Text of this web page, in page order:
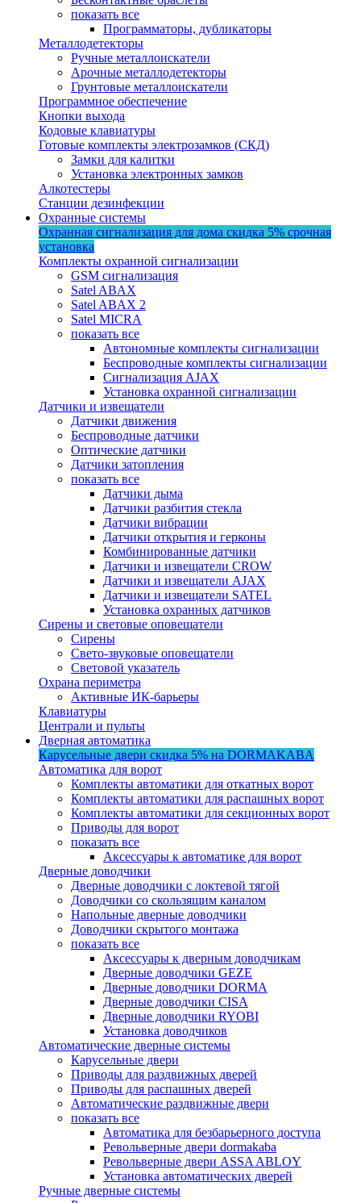
показать все
Программаторы, дубликаторы
Металлодетекторы
Ручные металлоискатели
Арочные металлодетекторы
Грунтовые металлоискатели
Программное обеспечение
Кнопки выхода
Кодовые клавиатуры
Готовые комплекты электрозамков (СКД)
Замки для калитки
Установка электронных замков
Алкотестеры
Станции дезинфекции
Охранные системы
Охранная сигнализация для дома скидка 5% срочная
установка
Комплекты охранной сигнализации
GSM сигнализация
Satel ABAX
Satel ABAX 2
Satel MICRA
показать все
Автономные комплекты сигнализации
Беспроводные комплекты сигнализации
Сигнализация AJAX
Установка охранной сигнализации
Датчики и извещатели
Датчики движения
Беспроводные датчики
Оптические датчики
Датчики затопления
показать все
Датчики дыма
Датчики разбития стекла
Датчики вибрации
Датчики открытия и герконы
Комбинированные датчики
Датчики и извещатели CROW
Датчики и извещатели AJAX
Датчики и извещатели SATEL
Установка охранных датчиков
Сирены и световые оповещатели
Сирены
Свето-звуковые оповещатели
Световой указатель
Охрана периметра
Активные ИК-барьеры
Клавиатуры
Централи и пульты
Дверная автоматика
Карусельные двери скидка 5% на DORMAKABA
Автоматика для ворот
Комплекты автоматики для откатных ворот
Комплекты автоматики для распашных ворот
Комплекты автоматики для секционных ворот
Приводы для ворот
показать все
Аксессуары к автоматике для ворот
Дверные доводчики
Дверные доводчики с локтевой тягой
Доводчики со скользящим каналом
Напольные дверные доводчики
Доводчики скрытого монтажа
показать все
Аксессуары к дверным доводчикам
Дверные доводчики GEZE
Дверные доводчики DORMA
Дверные доводчики CISA
Дверные доводчики RYOBI
Установка доводчиков
Автоматические дверные системы
Карусельные двери
Приводы для раздвижных дверей
Приводы для распашных дверей
Автоматические раздвижные двери
показать все
Автоматика для безбарьерного доступа
Револьверные двери dormakaba
Револьверные двери ASSA ABLOY
Установка автоматических дверей
Ручные дверные системы